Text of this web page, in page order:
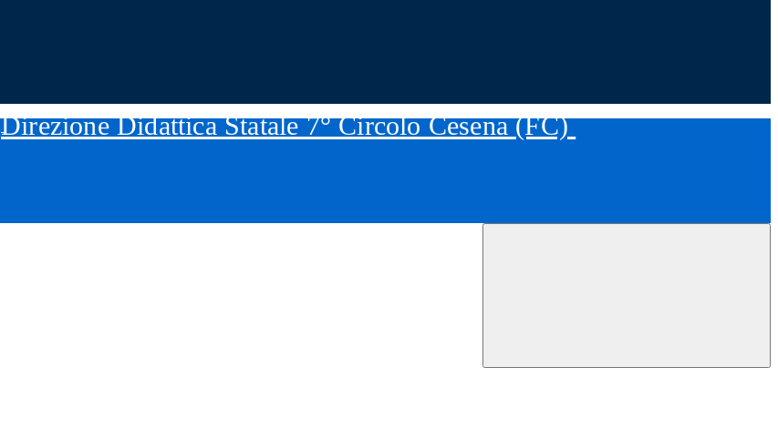
Direzione Didattica Statale 7° Circolo Cesena (FC)